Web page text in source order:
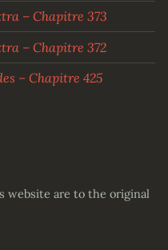
– Chapitre 373
– Chapitre 372
– Chapitre 425
website are to the original